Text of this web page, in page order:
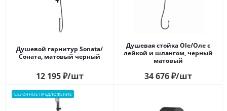
Душевой гарнитур Sonata/
Соната, матовый черный
12 195₽/шт
Душевая стойка Ole/Оле c
лейкой и шлангом, черный
матовый
34 676₽/шт
СЕЗОННОЕ ПРЕДЛОЖЕНИЕ